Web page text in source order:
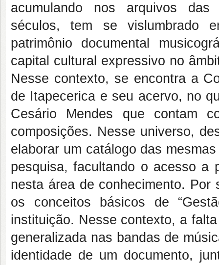
acumulando nos arquivos das
séculos, tem se vislumbrado
patrimônio documental
capital cultural expressivo no
Nesse contexto, se encontra a
de Itapecerica e seu acervo, no
Cesário Mendes que contam
composições. Nesse universo,
elaborar um catálogo das
pesquisa, facultando o acesso a
nesta área de conhecimento.
os conceitos básicos de
instituição. Nesse contexto, a
generalizada nas bandas de
identidade de um documento,